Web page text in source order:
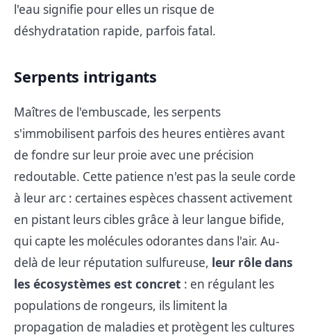
l'eau signifie pour elles un risque de
déshydratation rapide, parfois fatal.
Serpents intrigants
Maîtres de l'embuscade, les serpents
s'immobilisent parfois des heures entières avant
de fondre sur leur proie avec une précision
redoutable. Cette patience n'est pas la seule corde
à leur arc : certaines espèces chassent activement
en pistant leurs cibles grâce à leur langue bifide,
qui capte les molécules odorantes dans l'air. Au-
delà de leur réputation sulfureuse, leur rôle dans
les écosystèmes est concret : en régulant les
populations de rongeurs, ils limitent la
propagation de maladies et protègent les cultures